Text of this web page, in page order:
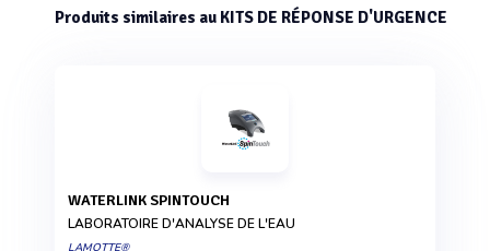
Produits similaires au KITS DE RÉPONSE D'URGENCE
WATERLINK SPINTOUCH
LABORATOIRE D'ANALYSE DE L'EAU